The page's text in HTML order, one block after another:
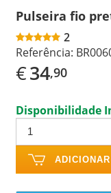
Pulseira fio
2
Referência:
€34,90
Disponibilidade